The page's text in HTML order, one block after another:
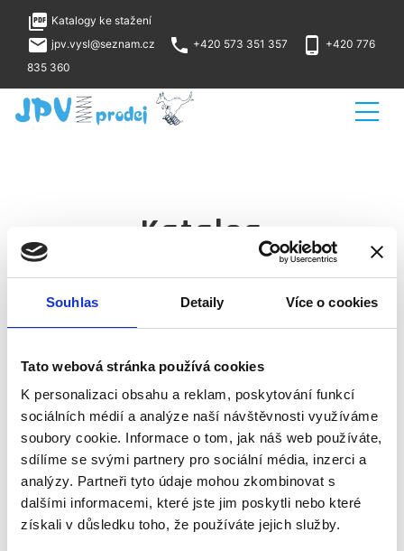
Souhlas Detaily Více o cookies
Tato webová stránka používá cookies
K personalizaci obsahu a reklam, poskytování funkcí
sociálních médií a analýze naší návštěvnosti využíváme
soubory cookie. Informace o tom, jak náš web používáte,
sdílíme se svými partnery pro sociální média, inzerci a
analýzy. Partneři tyto údaje mohou zkombinovat s
dalšími informacemi, které jste jim poskytli nebo které
získali v důsledku toho, že používáte jejich služby.
Katalog
Katalogy
pružin tlačných, tažných a talířových, pružinových
závlaček, pružných kolíků a pojistných kroužků lze
Katalog tlačných pružin
Zobrazit
picture_as_pdf Katalogy ke stažení
local_post_office jpv.vysl@seznam.cz phone +420 573 351 357 phone_android
+420 776
835 360